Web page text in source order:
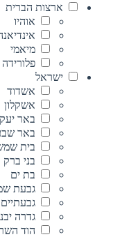
ארצות הברית
אוהיו
מיאמי
פלורידה
ישראל
אשדוד
אשקלון
באר
באר
בית
בני ברק
בת ים
גבעת
גבעתיים
גדרה
הוד